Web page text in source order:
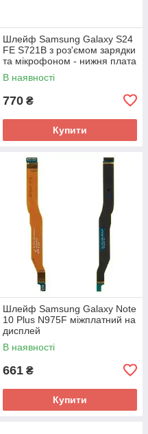
Шлейф Samsung Galaxy S24
FE S721B з роз'ємом зарядки
та мікрофоном - нижня плата
(оригінал Китай EU Version)
В наявності
770 ₴
Купити
Шлейф Samsung Galaxy Note
10 Plus N975F міжплатний на
дисплей
В наявності
661 ₴
Купити